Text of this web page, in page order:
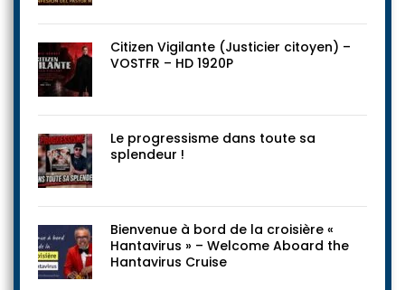
Citizen Vigilante (Justicier citoyen) –
VOSTFR – HD 1920P
Le progressisme dans toute sa
splendeur !
Bienvenue à bord de la croisière «
Hantavirus » – Welcome Aboard the
Hantavirus Cruise